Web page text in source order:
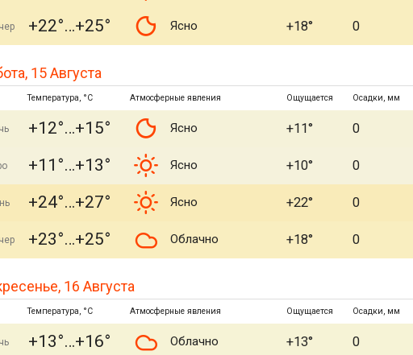
+22° +25° Ясно +18° 0
15 Августа
Температура, °C Атмосферные явления Ощущается Осадки, мм
+12° +15° Ясно +11° 0
+11° +13° Ясно +10° 0
+24° +27° Ясно +22° 0
+23° +25° Облачно +18° 0
16 Августа
Температура, °C Атмосферные явления Ощущается Осадки, мм
+13° +16° Облачно +13° 0